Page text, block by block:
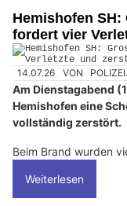
Hemishofen
fordert vier
14.07.26 VON
Am Dienstagabend
Hemishofen eine
vollständig zerstört.
Beim Brand wurden
Weiterlesen